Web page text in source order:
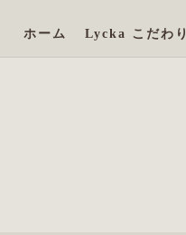
ホーム Lycka こだわり